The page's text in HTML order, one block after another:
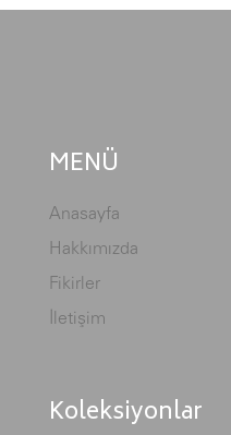
MENÜ
Anasayfa
Hakkımızda
Fikirler
İletişim
Koleksiyonlar